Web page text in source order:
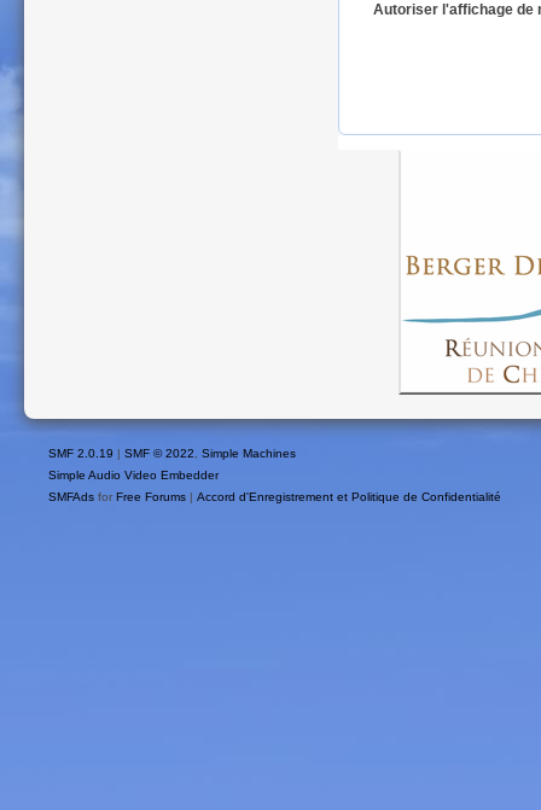
Autoriser l'affichage de
SMF 2.0.19 | SMF © 2022, Simple Machines
Simple Audio Video Embedder
SMFAds for Free Forums | Accord d'Enregistrement et Politique de Confidentialité